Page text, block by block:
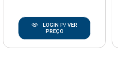
LOGIN P/ VER
PREÇO